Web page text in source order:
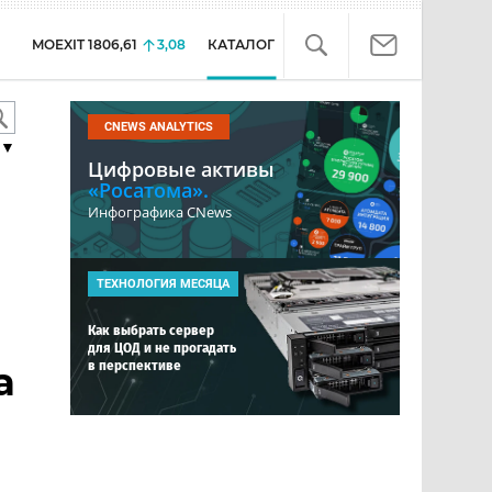
MOEXIT 1806,61 3,08 КАТАЛОГ
CNEWS ANALYTICS
Цифровые активы
«Росатома».
Инфографика CNews
ТЕХНОЛОГИЯ МЕСЯЦА
Как выбрать сервер
для ЦОД и не прогадать
в перспективе